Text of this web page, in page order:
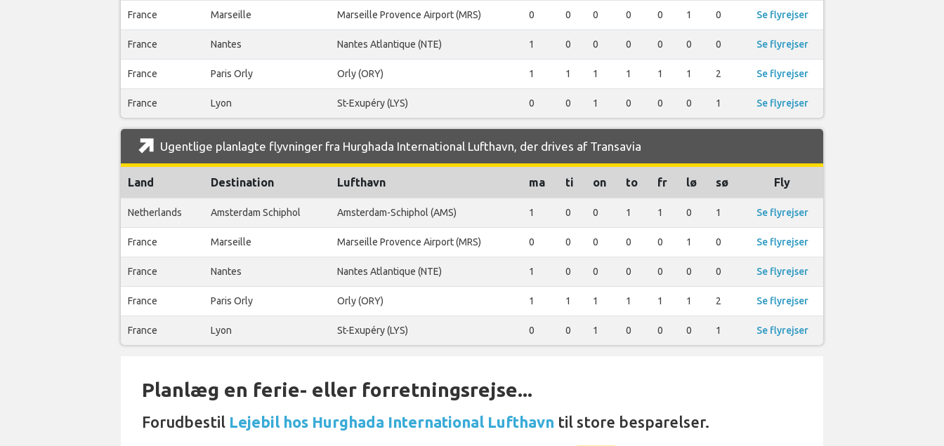
France Marseille Marseille Provence Airport (MRS) 0 0 0 0 0 1 0 Se flyrejser
France Nantes Nantes Atlantique (NTE) 1 0 0 0 0 0 0 Se flyrejser
France Paris Orly Orly (ORY) 1 1 1 1 1 1 2 Se flyrejser
France Lyon St-Exupéry (LYS) 0 0 1 0 0 0 1 Se flyrejser
Ugentlige planlagte flyvninger fra Hurghada International Lufthavn, der drives af Transavia
Land Destination Lufthavn ma ti on to fr lø sø Fly
Netherlands Amsterdam Schiphol Amsterdam-Schiphol (AMS) 1 0 0 1 1 0 1 Se flyrejser
France Marseille Marseille Provence Airport (MRS) 0 0 0 0 0 1 0 Se flyrejser
France Nantes Nantes Atlantique (NTE) 1 0 0 0 0 0 0 Se flyrejser
France Paris Orly Orly (ORY) 1 1 1 1 1 1 2 Se flyrejser
France Lyon St-Exupéry (LYS) 0 0 1 0 0 0 1 Se flyrejser
Planlæg en ferie- eller forretningsrejse...
Forudbestil Lejebil hos Hurghada International Lufthavn til store besparelser.